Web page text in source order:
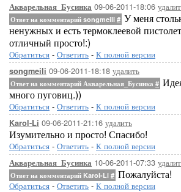
Акварельная_Бусинка 09-06-2011-18:06
Ответ на комментарий songmeili # У меня
ненужных и есть термоклеевой
отличный просто!:)
Обратиться - Ответить - К полной версии
songmeili 09-06-2011-18:18 удалить
Ответ на комментарий Акварельная_Бусинка #
много пуговиц.))
Обратиться - Ответить - К полной версии
Karol-Li 09-06-2011-21:16 удалить
Изумительно и просто! Спасибо!
Обратиться - Ответить - К полной версии
Акварельная_Бусинка 10-06-2011-07:33
Ответ на комментарий Karol-Li # Пожалуйста!
Обратиться - Ответить - К полной версии